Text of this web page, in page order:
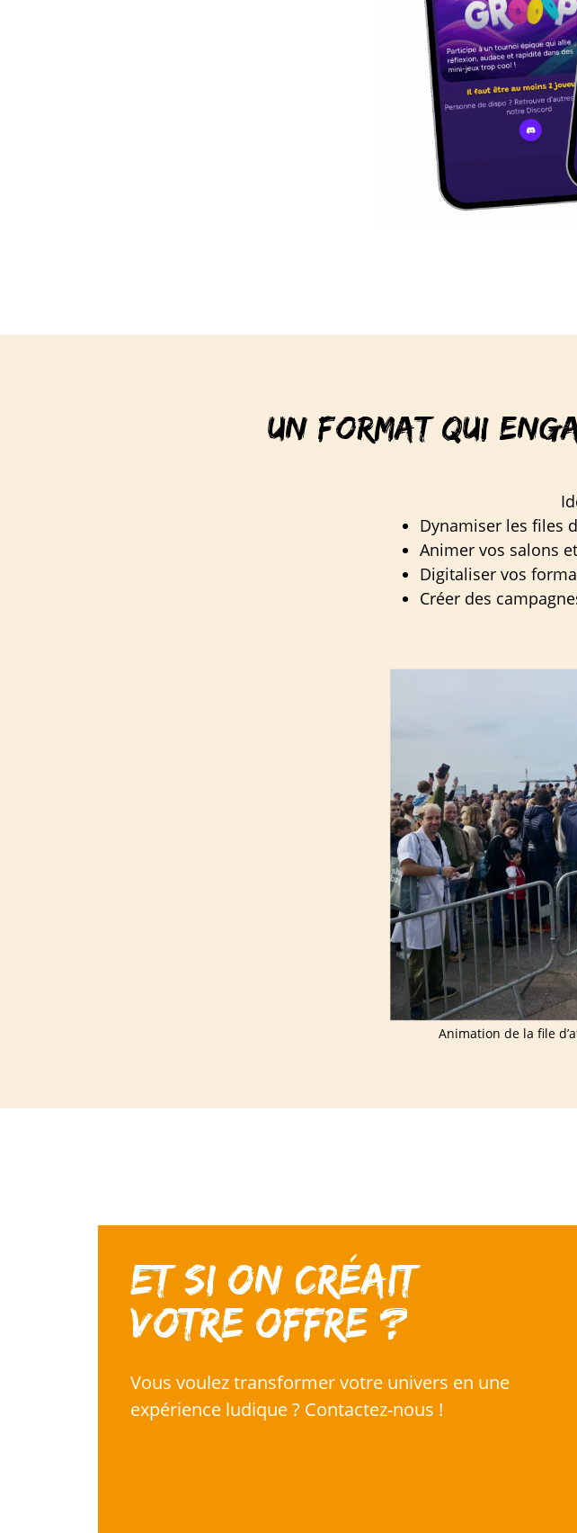
Animation de la file
UN FORMAT QUI
Dynamiser les files
Animer vos salons
Digitaliser vos
Créer des
Et si on créait
votre offre ?
Vous voulez transformer votre univers en une
expérience ludique ? Contactez-nous !